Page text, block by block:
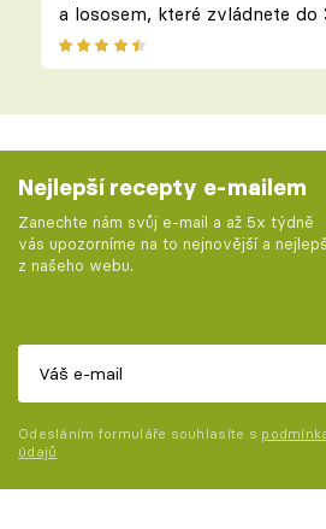
a lososem, které zvládnete do
Nejlepší recepty e-mailem
Zanechte nám svůj e-mail a až 5x týdně
vás upozorníme na to nejnovější a
z našeho webu.
Odesláním formuláře souhlasíte s
údajů